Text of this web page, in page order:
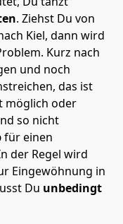
. Ziehst Du von
Kiel, dann wird
Kurz nach
und noch
das ist
möglich oder
so nicht
für einen
der Regel wird
Eingewöhnung in
Du unbedingt